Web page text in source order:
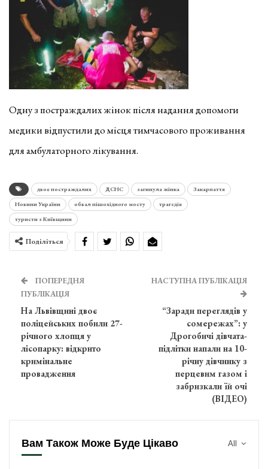
Одну з постраждалих жінок після надання допомоги
медики відпустили до місця тимчасового проживання
для амбулаторного лікування.
двоє постраждалих ДСНС загинула жінка
Закарпаття
Новини України
обвал пішохідного мосту
трагедія
туристи з Київщини
Поділіться
ПОПЕРЕДНЯ
ПУБЛІКАЦІЯ
На Львівщині двоє
поліцейських побили 27-
річного хлопця у
лісопарку: відкрито
кримінальне
провадження
НАСТУПНА ПУБЛІКАЦІЯ
“Заради переглядів у
сомережах”: у
Дрогобичі дівчата-
підлітки напали на 10-
річну дівчинку з
перцевим газом і
забризкали їй очі
(ВІДЕО)
All
Вам Також Може Буде Цікаво